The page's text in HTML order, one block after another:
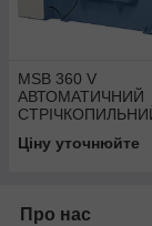
MSB 360 V
АВТОМАТИЧНИЙ
ТИПУ Bernardo |
Ціну уточнюйте
Про нас